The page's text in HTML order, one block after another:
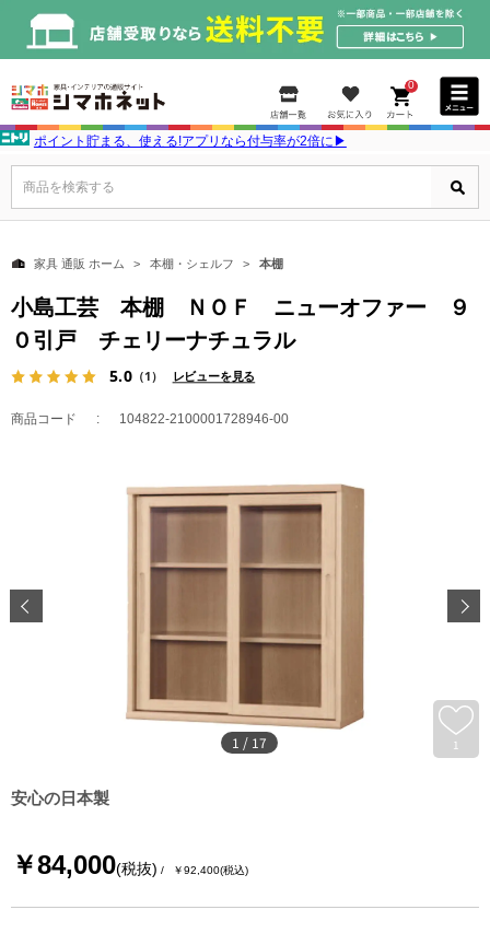
0
ポイント貯まる、使える!アプリなら付与率が2倍に▶
商品を検索する
家具 通販 ホーム 本棚・シェルフ 本棚
小島工芸 本棚 ＮＯＦ ニューオファー ９
０引戸 チェリーナチュラル
5.0（1） レビューを見る
商品コード 104822-2100001728946-00
1
1 / 17
安心の日本製
￥84,000(税抜) ￥92,400(税込)